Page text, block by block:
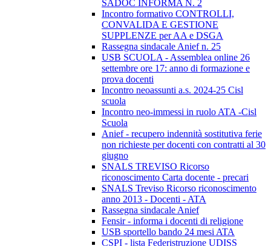
SADOC INFORMA N. 2
Incontro formativo CONTROLLI,
CONVALIDA E GESTIONE
SUPPLENZE per AA e DSGA
Rassegna sindacale Anief n. 25
USB SCUOLA - Assemblea online 26
settembre ore 17: anno di formazione e
prova docenti
Incontro neoassunti a.s. 2024-25 Cisl
scuola
Incontro neo-immessi in ruolo ATA -Cisl
Scuola
Anief - recupero indennità sostitutiva ferie
non richieste per docenti con contratti al 30
giugno
SNALS TREVISO Ricorso
riconoscimento Carta docente - precari
SNALS Treviso Ricorso riconoscimento
anno 2013 - Docenti - ATA
Rassegna sindacale Anief
Fensir - informa i docenti di religione
USB sportello bando 24 mesi ATA
CSPI - lista Federistruzione UDISS